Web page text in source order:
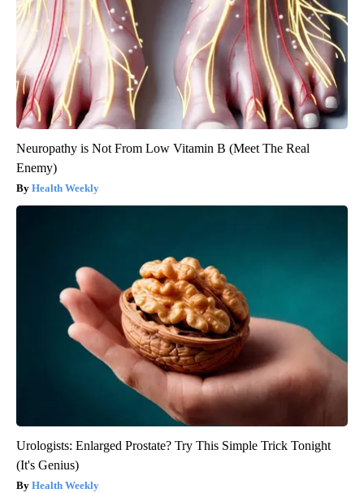
Neuropathy is Not From Low Vitamin B (Meet The Real
Enemy)
Health Weekly
Urologists: Enlarged Prostate? Try This Simple Trick Tonight
(It's Genius)
Health Weekly